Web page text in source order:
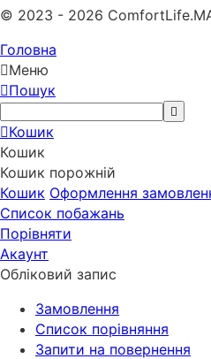
© 2023 - 2026
Головна
Меню
Пошук
Кошик
Кошик
Кошик порожній
Кошик Оформлення
Список побажань
Порівняти
Акаунт
Обліковий запис
Замовлення
Cписок порівняння
Запити на повернення